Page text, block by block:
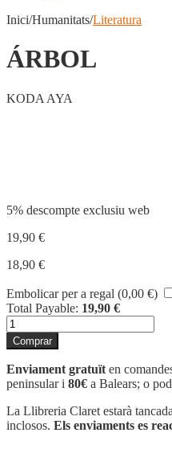
Inici/Humanitats/Literatura
ÁRBOL
KODA AYA
5% descompte exclusiu web
19,90 €
18,90 €
Embolicar per a regal (0,00 €)
Total Payable: 19,90 €
quantitat
de
ÁRBOL
Comprar
Enviament gratuït en
peninsular i 80€ a Balears; o
La Llibreria Claret estarà
inclosos. Els enviaments es